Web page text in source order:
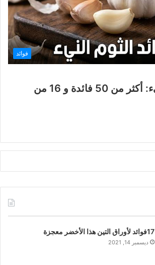
فوائد
فوائد الثوم النيء: أكثر من 50 فائدة و 16 من
17فوائد لأوراق التين هذا الأخضر معجزة
ديسمبر 14, 2021